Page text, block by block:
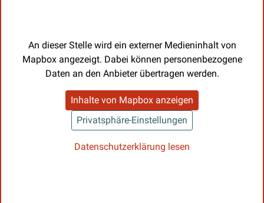
An dieser Stelle wird ein externer Medieninhalt von
Mapbox angezeigt. Dabei können personenbezogene
Daten an den Anbieter übertragen werden.
Inhalte von Mapbox anzeigen
Privatsphäre-Einstellungen
Datenschutzerklärung lesen